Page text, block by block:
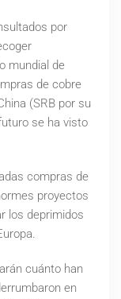
por
mundial de
de cobre
(SRB por su
se ha visto
compras de
proyectos
los deprimidos
cuánto han
en